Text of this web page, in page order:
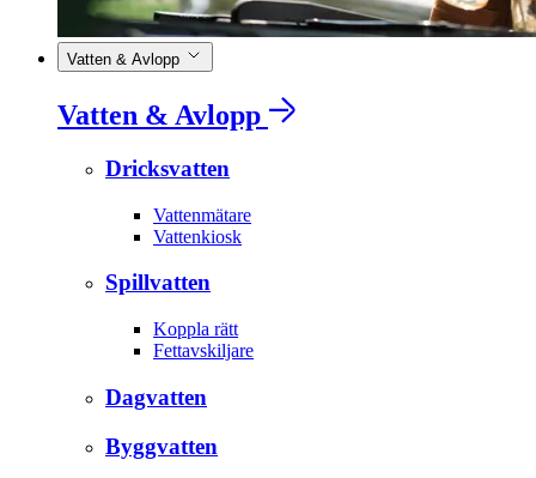
Vatten & Avlopp
Vatten & Avlopp
Dricksvatten
Vattenmätare
Vattenkiosk
Spillvatten
Koppla rätt
Fettavskiljare
Dagvatten
Byggvatten